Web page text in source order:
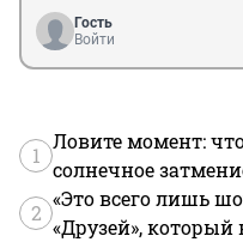
Гость
Войти
1
Ловите момент:
солнечное
2
«Это всего лишь
«Друзей», который